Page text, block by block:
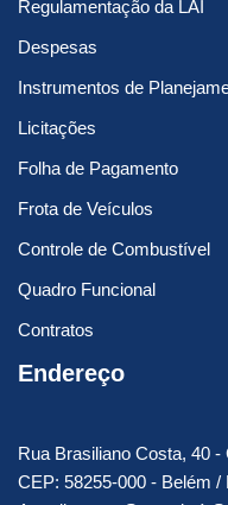
Regulamentação da LAI
Despesas
Instrumentos de
Licitações
Folha de Pagamento
Frota de Veículos
Controle de Combustível
Quadro Funcional
Contratos
Endereço
Rua Brasiliano Costa, 40 -
CEP: 58255-000 - Belém /